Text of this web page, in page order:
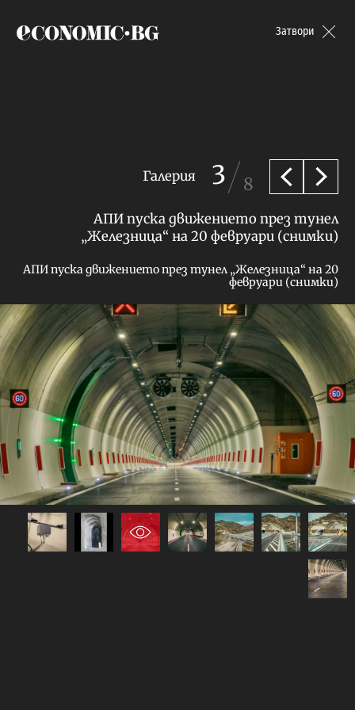
Economic.bg Затвори
АПИ пуска движението през тунел
„Железница“ на 20 февруари (снимки)
АПИ пуска движението през тунел „Железница“ на 20
февруари (снимки)
Галерия 3 8 Предишна